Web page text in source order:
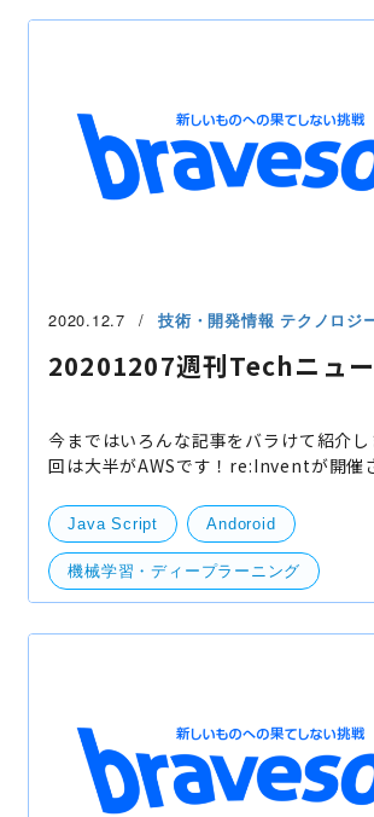
2020.12.7 技術・開発情報 テクノロジ
20201207週刊Techニュ
今まではいろんな記事をバラけて紹介
回は大半がAWSです！re:Inventが開催
が、ぜひ re:Inventのページも見てもら
思いま
Java Script Andoroid
機械学習・ディープラーニング
Monitron Actifio Guru
Google Play github EKS